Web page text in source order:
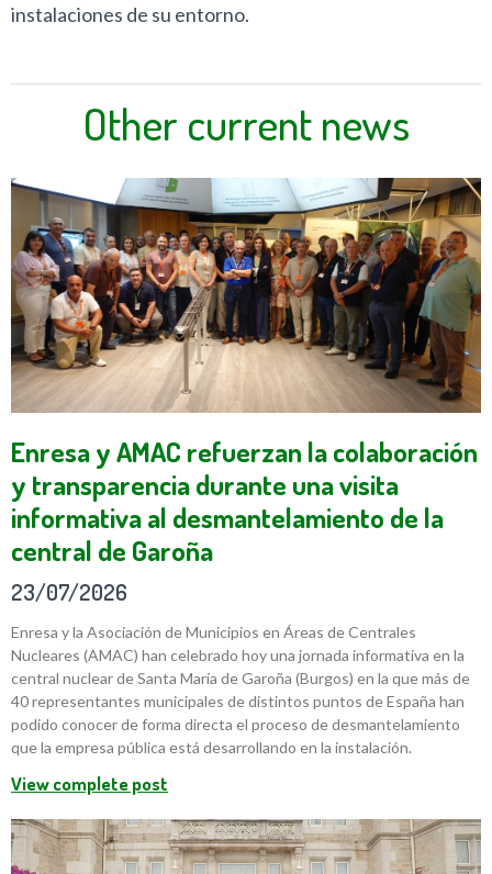
instalaciones de su entorno.
Other current news
Enresa y AMAC refuerzan la colaboración
y transparencia durante una visita
informativa al desmantelamiento de la
central de Garoña
23/07/2026
Enresa y la Asociación de Municipios en Áreas de Centrales
Nucleares (AMAC) han celebrado hoy una jornada informativa en la
central nuclear de Santa María de Garoña (Burgos) en la que más de
40 representantes municipales de distintos puntos de España han
podido conocer de forma directa el proceso de desmantelamiento
que la empresa pública está desarrollando en la instalación.
View complete post